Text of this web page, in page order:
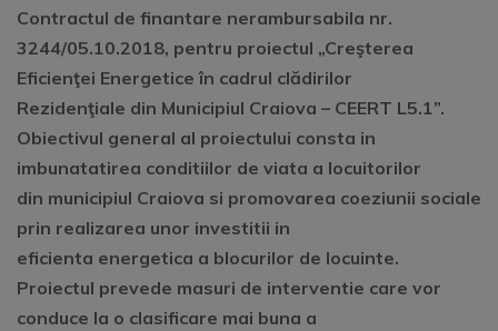
Contractul de finantare nerambursabila nr.
3244/05.10.2018, pentru proiectul „Creşterea
Eficienţei Energetice în cadrul clădirilor
Rezidenţiale din Municipiul Craiova – CEERT L5.1”.
Obiectivul general al proiectului consta in
imbunatatirea conditiilor de viata a locuitorilor
din municipiul Craiova si promovarea coeziunii sociale
prin realizarea unor investitii in
eficienta energetica a blocurilor de locuinte.
Proiectul prevede masuri de interventie care vor
conduce la o clasificare mai buna a